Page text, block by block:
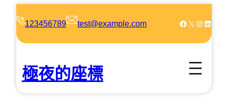
123456789 test@example.com Facebook X Instagram LinkedIn
極夜的座標